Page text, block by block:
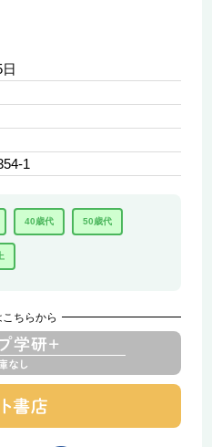
1
40歳代 50歳代
ちらから